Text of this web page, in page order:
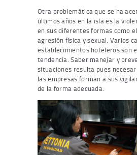
Otra problemática que se ha
últimos años en la isla es la
en sus diferentes formas como
agresión física y sexual. Varios
establecimientos hoteleros son
tendencia. Saber manejar y
situaciones resulta pues
las empresas forman a sus
de la forma adecuada.